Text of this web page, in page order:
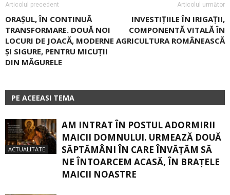
Articolul precedent
ORAȘUL, ÎN CONTINUĂ
TRANSFORMARE. DOUĂ NOI
LOCURI DE JOACĂ, MODERNE
ŞI SIGURE, PENTRU MICUŢII
DIN MĂGURELE
Articolul următor
INVESTIȚIILE ÎN IRIGAȚII,
COMPONENTĂ VITALĂ ÎN
AGRICULTURA ROMÂNEASCĂ
PE ACEEASI TEMA
ACTUALITATE
AM INTRAT ÎN POSTUL ADORMIRII
MAICII DOMNULUI. URMEAZĂ DOUĂ
SĂPTĂMÂNI ÎN CARE ÎNVĂŢĂM SĂ
NE ÎNTOARCEM ACASĂ, ÎN BRAŢELE
MAICII NOASTRE